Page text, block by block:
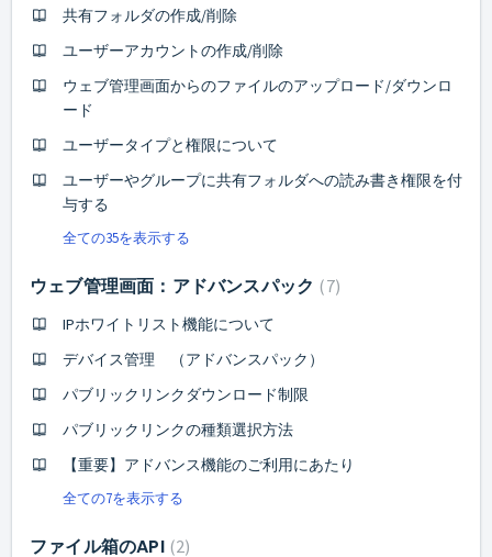
共有フォルダの作成/削除
ユーザーアカウントの作成/削除
ウェブ管理画面からのファイルのアップロード/ダウンロ
ード
ユーザータイプと権限について
ユーザーやグループに共有フォルダへの読み書き権限を付
与する
全ての35を表示する
ウェブ管理画面：アドバンスパック 7
IPホワイトリスト機能について
デバイス管理 （アドバンスパック）
パブリックリンクダウンロード制限
パブリックリンクの種類選択方法
【重要】アドバンス機能のご利用にあたり
全ての7を表示する
ファイル箱のAPI 2